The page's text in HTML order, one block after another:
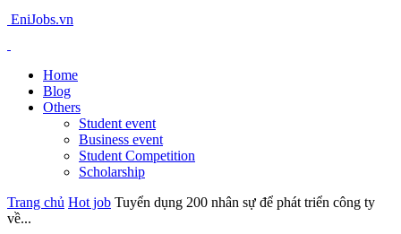
EniJobs.vn
Home
Blog
Others
Student event
Business event
Student Competition
Scholarship
Trang chủ Hot job Tuyển dụng 200 nhân sự để phát triển công ty
về...